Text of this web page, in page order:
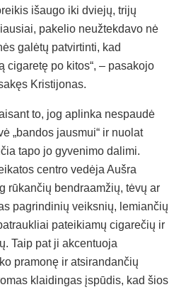
išaugo iki dviejų, trijų
pakelio neužtekdavo nė
galėtų patvirtinti, kad
cigaretę po kitos“, – pasakojo
Kristijonas.
to, jog aplinka nespaudė
„bandos jausmui“ ir nuolat
tapo jo gyvenimo dalimi.
centro vedėja Aušra
rūkančių bendraamžių, tėvų ar
pagrindinių veiksnių, lemiančių
pateikiamų cigarečių ir
Taip pat ji akcentuoja
pramonę ir atsirandančių
klaidingas įspūdis, kad šios